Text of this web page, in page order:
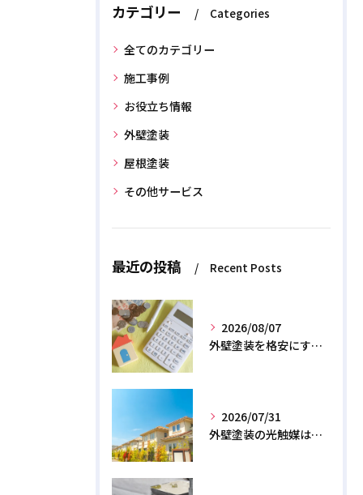
カテゴリー Categories
全てのカテゴリー
施工事例
お役立ち情報
外壁塗装
屋根塗装
その他サービス
最近の投稿 Recent Posts
2026/08/07
外壁塗装を格安にする裏ワザ！専門店に直接頼むと数十万浮く？
2026/07/31
外壁塗装の光触媒は効果なし？デメリットと2026年のリアル